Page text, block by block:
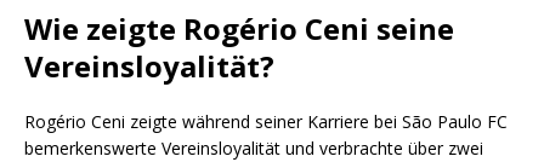
Wie zeigte Rogério Ceni seine
Vereinsloyalität?
Rogério Ceni zeigte während seiner Karriere bei São Paulo FC
bemerkenswerte Vereinsloyalität und verbrachte über zwei